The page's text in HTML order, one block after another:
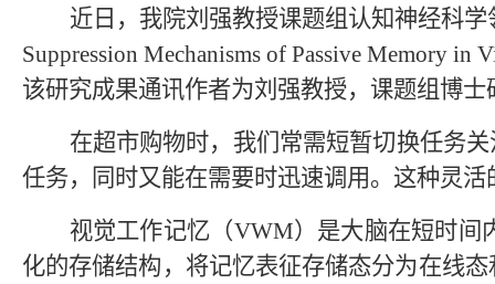
近日，我院刘强教授课题组认知神经科
Suppression Mechanisms of Passive Memory in
该研究成果通讯作者为刘强教授，课题组博
在超市购物时，我们常需短暂切换任务
任务，同时又能在需要时迅速调用。这种灵
视觉工作记忆 （VWM） 是大脑在短时间
化的存储结构，将记忆表征存储态分为在线